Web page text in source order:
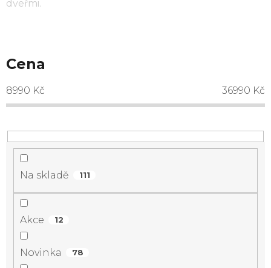
dveřmi.
Cena
8990 Kč 36990 Kč
Na skladě 111
Akce 12
Novinka 78